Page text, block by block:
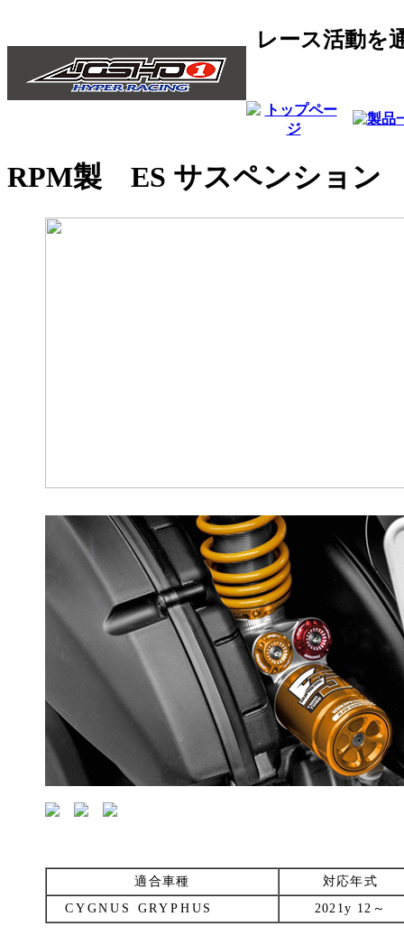
レース活動を
RPM製 ES サスペンション
適合車種
対応年式
CYGNUS GRYPHUS
2021y 12～